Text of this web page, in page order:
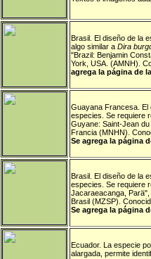
Brasil. El diseño de la
algo similar a Dira
"Brazil: Benjamin
York, USA. (AMNH).
agrega la página de
Guayana Francesa. El
especies. Se requiere
Guyane: Saint-Jean du
Francia (MNHN).
Se agrega la página
Brasil. El diseño de la
especies. Se requiere
Jacaraeacanga, Parä",
Brasil (MZSP).
Se agrega la página
Ecuador. La especie
alargada, permite